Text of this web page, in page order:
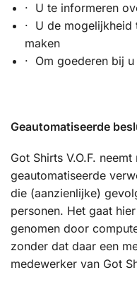
· U te informeren
· U de mogelijkheid
maken
· Om goederen bij
Geautomatiseerde
Got Shirts V.O.F.
geautomatiseerde
die (aanzienlijke)
personen. Het gaat
genomen door
zonder dat daar een
medewerker van Got